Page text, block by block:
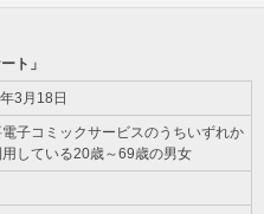
ト」
3月18日
子コミックサービスのうちいずれか
している20歳～69歳の男女